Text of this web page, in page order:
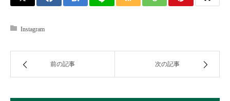
Instagram
前の記事 次の記事